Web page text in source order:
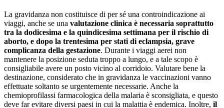
La gravidanza non costituisce di per sé una controindicazione ai
viaggi, anche se una valutazione clinica è necessaria soprattutto
tra la dodicesima e la quindicesima settimana per il rischio di
aborto, e dopo la trentesima per stati di eclampsia, grave
complicanza della gestazione. Durante i viaggi aerei non
mantenere la posizione seduta troppo a lungo, e a tale scopo è
consigliabile avere un posto vicino al corridoio. Valutare bene la
destinazione, considerato che in gravidanza le vaccinazioni vanno
effettuate soltanto se urgentemente necessarie. Anche la
chemioprofilassi farmacologica della malaria è sconsigliata, e questo
deve far evitare diversi paesi in cui la malattia è endemica. Inoltre, il